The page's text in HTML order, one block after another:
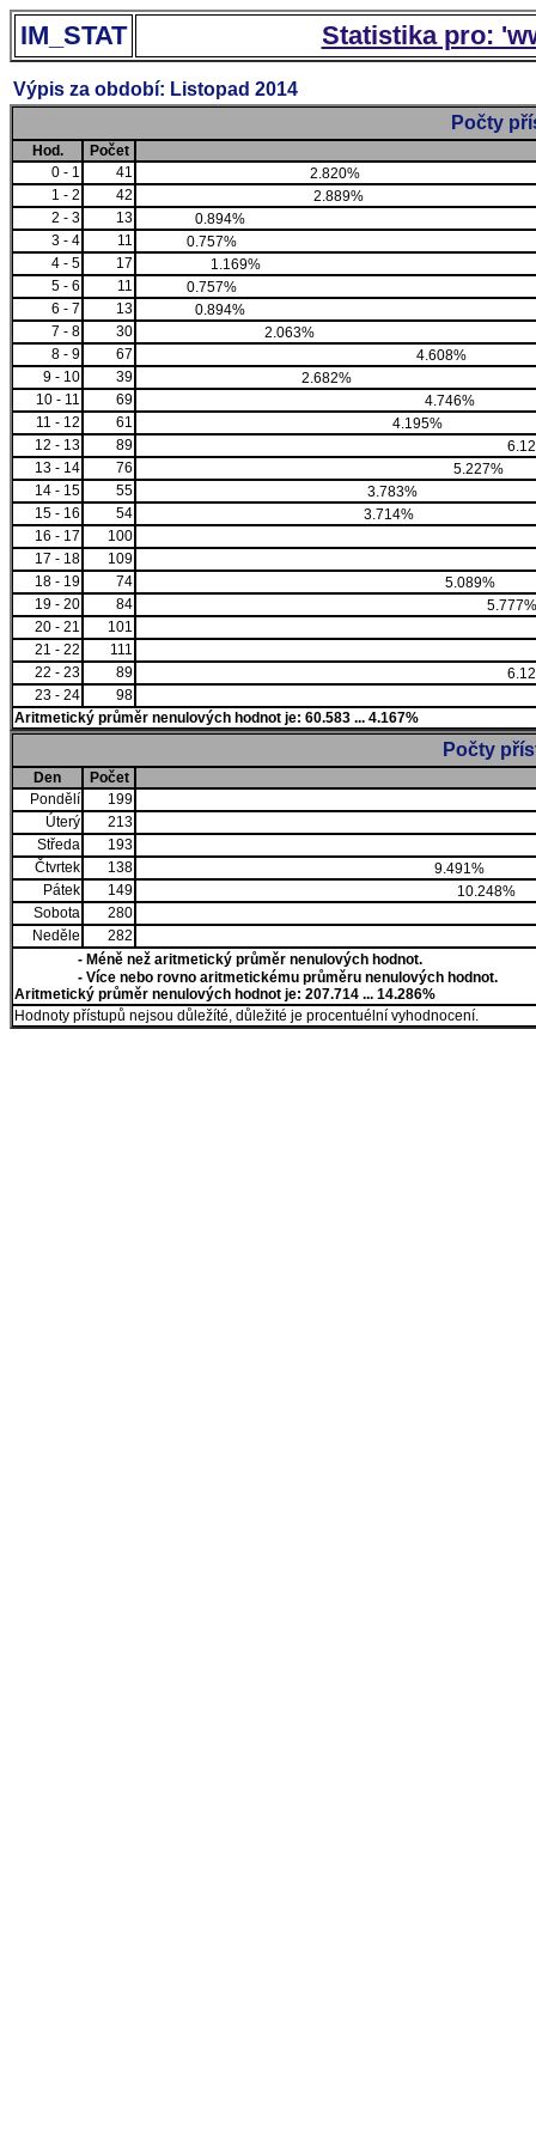
IM_STAT Statistika pro:
Výpis za období: Listopad 2014
Počty
Hod.
Počet
0 - 1
41
2.820%
1 - 2
42
2.889%
2 - 3
13
0.894%
3 - 4
11
0.757%
4 - 5
17
1.169%
5 - 6
11
0.757%
6 - 7
13
0.894%
7 - 8
30
2.063%
8 - 9
67
4.608%
9 - 10
39
2.682%
10 - 11
69
4.746%
11 - 12
61
4.195%
12 - 13
89
13 - 14
76
5.227%
14 - 15
55
3.783%
15 - 16
54
3.714%
16 - 17
100
17 - 18
109
18 - 19
74
5.089%
19 - 20
84
5.777%
20 - 21
101
21 - 22
111
22 - 23
89
23 - 24
98
Aritmetický průměr nenulových hodnot je: 60.583 ... 4.167%
Počty
Den
Počet
Pondělí
199
Úterý
213
Středa
193
Čtvrtek
138
9.491%
Pátek
149
10.248%
Sobota
280
Neděle
282
- Méně než aritmetický průměr nenulových hodnot.
- Více nebo rovno aritmetickému průměru nenulových hodnot.
Aritmetický průměr nenulových hodnot je: 207.714 ... 14.286%
Hodnoty přístupů nejsou důležíté, důležité je procentuélní vyhodnocení.